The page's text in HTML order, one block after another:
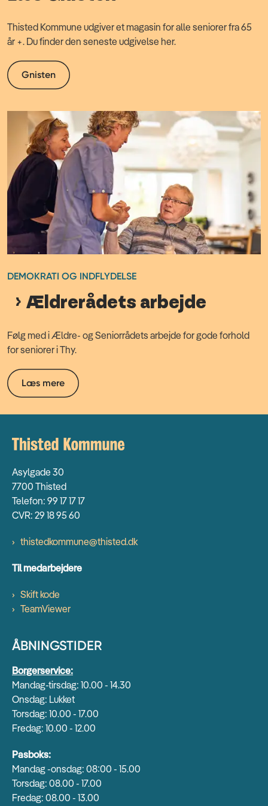
Thisted Kommune udgiver et magasin for alle seniorer fra 65
år +. Du finder den seneste udgivelse her.
Gnisten
DEMOKRATI OG INDFLYDELSE
Ældrerådets arbejde
Følg med i Ældre- og Seniorrådets arbejde for gode forhold
for seniorer i Thy.
Læs mere
Asylgade 30
7700 Thisted
Telefon: 99 17 17 17
CVR: 29 18 95 60
thistedkommune@thisted.dk
Til medarbejdere
Skift kode
TeamViewer
ÅBNINGSTIDER
Borgerservice:
Mandag-tirsdag: 10.00 - 14.30
Onsdag: Lukket
Torsdag: 10.00 - 17.00
Fredag: 10.00 - 12.00
Pasboks:
Mandag -onsdag: 08:00 - 15.00
Torsdag: 08.00 - 17.00
Fredag: 08.00 - 13.00